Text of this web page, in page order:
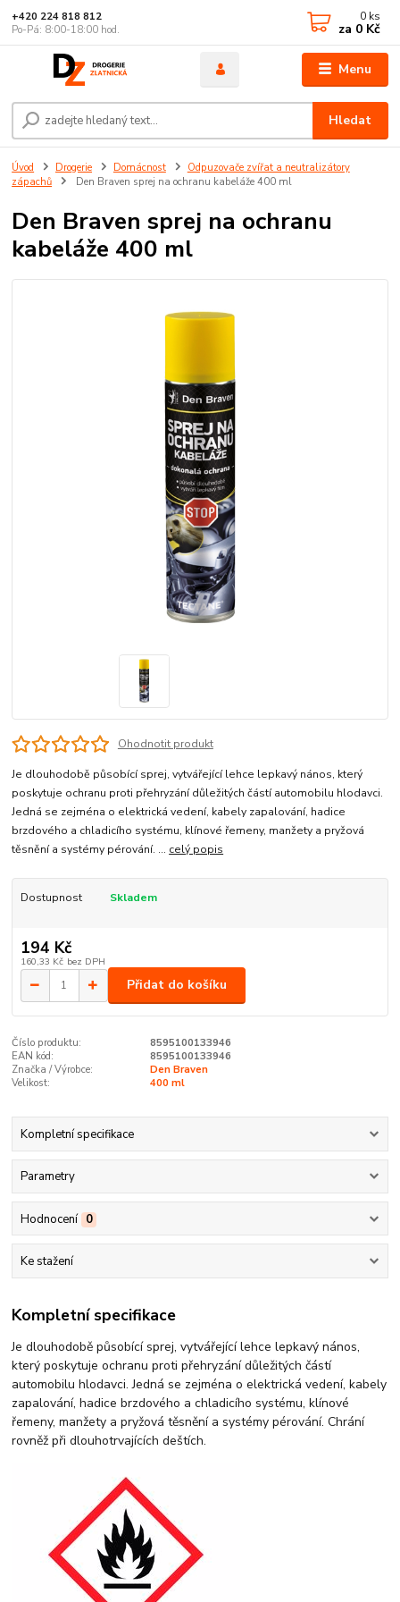
Menu
Hledat
+420 224 818 812
Po-Pá: 8:00-18:00 hod.
0 ks
za 0 Kč
Úvod Drogerie Domácnost
Odpuzovače zvířat a neutralizátory
zápachů
Den Braven sprej na ochranu kabeláže 400 ml
Den Braven sprej na ochranu
kabeláže 400 ml
Ohodnotit produkt
Je dlouhodobě působící sprej, vytvářející lehce lepkavý nános, který
poskytuje ochranu proti přehryzání důležitých částí automobilu hlodavci.
Jedná se zejména o elektrická vedení, kabely zapalování, hadice
brzdového a chladicího systému, klínové řemeny, manžety a pryžová
těsnění a systémy pérování. ... celý popis
Dostupnost Skladem
194 Kč
160,33 Kč bez DPH
Přidat do košíku
Číslo produktu:
8595100133946
EAN kód:
8595100133946
Značka / Výrobce:
Den Braven
Velikost:
400 ml
Kompletní specifikace
Parametry
Hodnocení 0
Ke stažení
Kompletní specifikace
Je dlouhodobě působící sprej, vytvářející lehce lepkavý nános,
který poskytuje ochranu proti přehryzání důležitých částí
automobilu hlodavci. Jedná se zejména o elektrická vedení, kabely
zapalování, hadice brzdového a chladicího systému, klínové
řemeny, manžety a pryžová těsnění a systémy pérování. Chrání
rovněž při dlouhotrvajících deštích.